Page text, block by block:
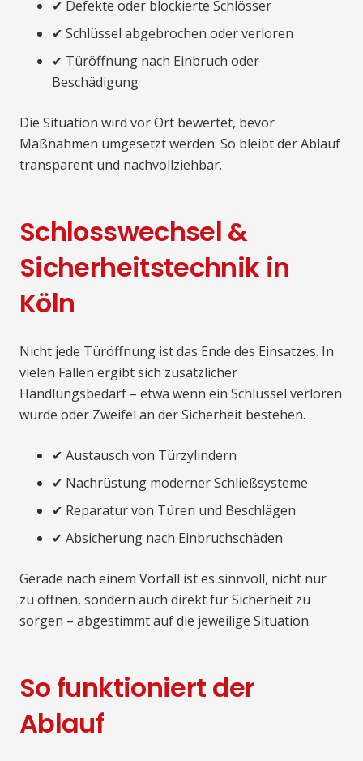
✔ Defekte oder blockierte Schlösser
✔ Schlüssel abgebrochen oder verloren
✔ Türöffnung nach Einbruch oder
Beschädigung
Die Situation wird vor Ort bewertet, bevor
Maßnahmen umgesetzt werden. So bleibt der Ablauf
transparent und nachvollziehbar.
Schlosswechsel &
Sicherheitstechnik in
Köln
Nicht jede Türöffnung ist das Ende des Einsatzes. In
vielen Fällen ergibt sich zusätzlicher
Handlungsbedarf – etwa wenn ein Schlüssel verloren
wurde oder Zweifel an der Sicherheit bestehen.
✔ Austausch von Türzylindern
✔ Nachrüstung moderner Schließsysteme
✔ Reparatur von Türen und Beschlägen
✔ Absicherung nach Einbruchschäden
Gerade nach einem Vorfall ist es sinnvoll, nicht nur
zu öffnen, sondern auch direkt für Sicherheit zu
sorgen – abgestimmt auf die jeweilige Situation.
So funktioniert der
Ablauf